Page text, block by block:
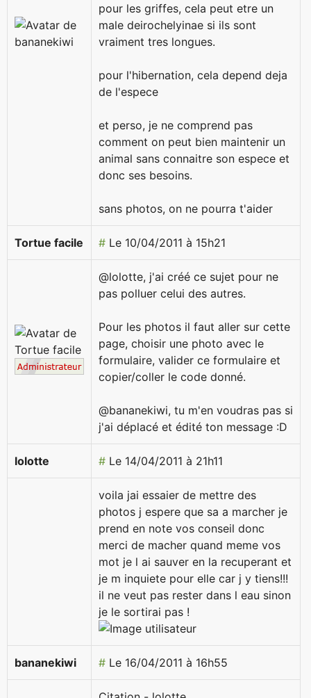
pour les griffes, cela peut etre un
male deirochelyinae si ils sont
vraiment tres longues.
pour l'hibernation, cela depend deja
de l'espece
et perso, je ne comprend pas
comment on peut bien maintenir un
animal sans connaitre son espece et
donc ses besoins.
sans photos, on ne pourra t'aider
Tortue facile # Le 10/04/2011 à 15h21
@lolotte, j'ai créé ce sujet pour ne
pas polluer celui des autres.
Pour les photos il faut aller sur cette
page, choisir une photo avec le
formulaire, valider ce formulaire et
copier/coller le code donné.
@bananekiwi, tu m'en voudras pas si
j'ai déplacé et édité ton message :D
lolotte # Le 14/04/2011 à 21h11
voila jai essaier de mettre des
photos j espere que sa a marcher je
prend en note vos conseil donc
merci de macher quand meme vos
mot je l ai sauver en la recuperant et
je m inquiete pour elle car j y tiens!!!
il ne veut pas rester dans l eau sinon
je le sortirai pas !
bananekiwi # Le 16/04/2011 à 16h55